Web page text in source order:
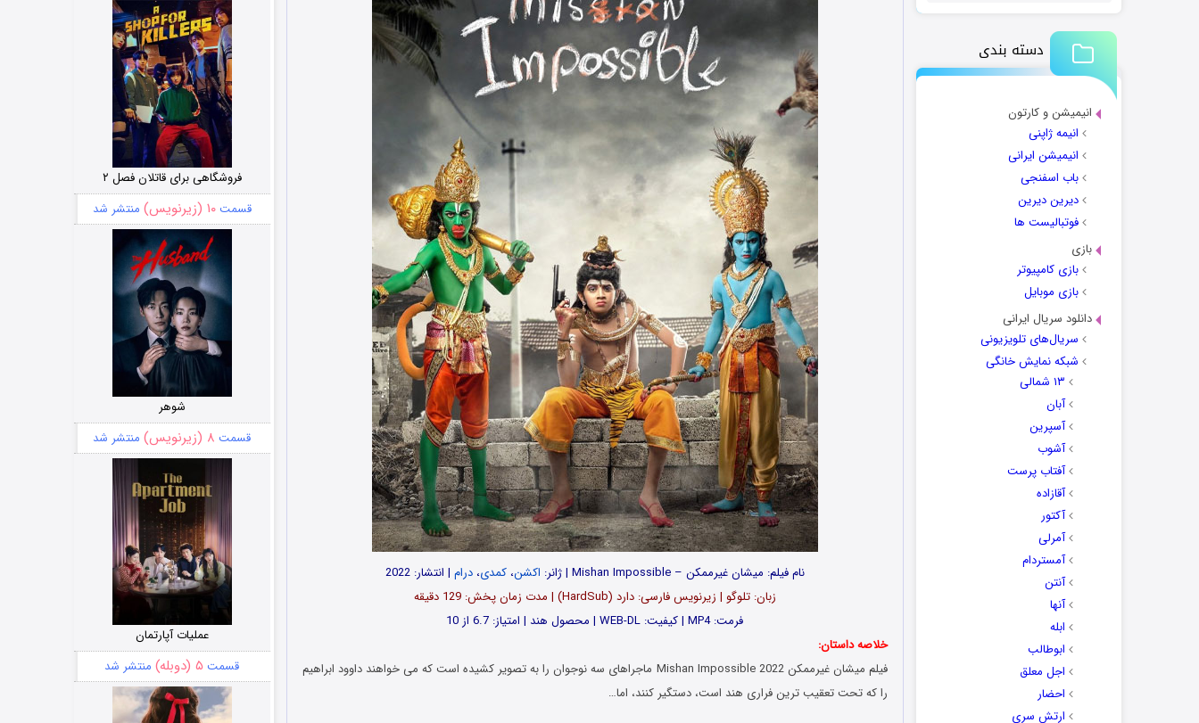
دسته بندی
انیمیشن و کارتون
انیمه ژاپنی
انیمیشن ایرانی
باب اسفنجی
دیرین دیرین
فوتبالیست ها
بازی
بازی کامپیوتر
بازی موبایل
دانلود سریال ایرانی
سریال‌های تلویزیونی
شبکه نمایش خانگی
۱۳ شمالی
آبان
آسپرین
آشوب
آفتاب پرست
آقازاده
آکتور
آمرلی
آمستردام
آنتن
آنها
ابله
ابوطالب
اجل معلق
احضار
ارتش سری
نام فیلم: میشان غیرممکن – Mishan Impossible | ژانر: اکشن،کمدی،درام | انتشار: 2022
زبان: تلوگو | زیرنویس فارسی: دارد (HardSub) | مدت زمان پخش: 129 دقیقه
فرمت: MP4 | کیفیت: WEB-DL | محصول هند | امتیاز: 6.7 از 10
خلاصه داستان:
فیلم میشان غیرممکن Mishan Impossible 2022 ماجراهای سه نوجوان را به تصویر کشیده است که می خواهند داوود ابراهیم
را که تحت تعقیب ترین فراری هند است، دستگیر کنند، اما…
فروشگاهی برای قاتلان فصل ۲
قسمت۱۰ (زیرنویس) منتشر شد
شوهر
قسمت ۸ (زیرنویس) منتشر شد
عملیات آپارتمان
قسمت ۵ (دوبله) منتشر شد